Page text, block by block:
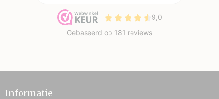
Informatie